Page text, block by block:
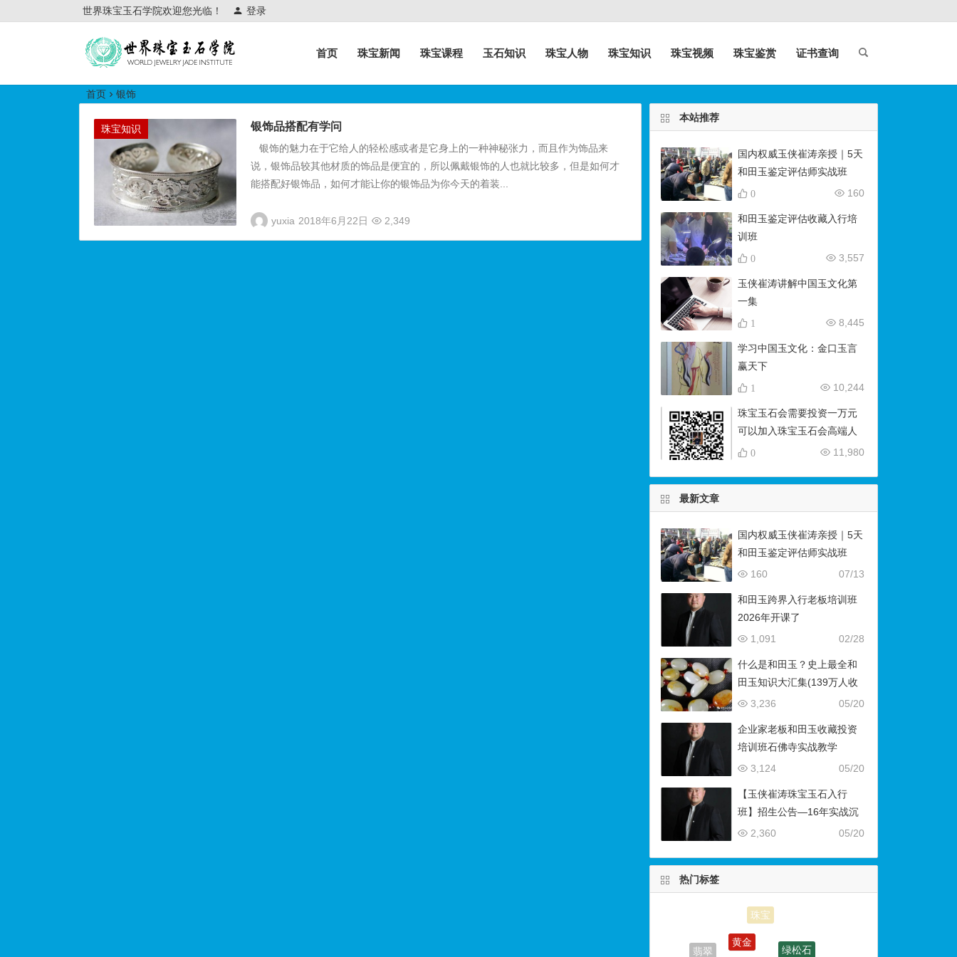
世界珠宝玉石学院欢迎您光临！ 登录
世界珠宝玉石学院培训中心
首页 珠宝新闻 珠宝课程 玉石知识 珠宝人物 珠宝知识 珠宝视频 珠宝鉴赏 证书查询
首页 银饰
珠宝知识 银饰品搭配有学问
银饰的魅力在于它给人的轻松感或者是它身上的一种神秘张力，而且作为饰品来
说，银饰品较其他材质的饰品是便宜的，所以佩戴银饰的人也就比较多，但是如何才
能搭配好银饰品，如何才能让你的银饰品为你今天的着装...
yuxia 2018年6月22日 2,349
本站推荐
国内权威玉侠崔涛亲授｜5天
和田玉鉴定评估师实战班
（石佛寺9月开班）
160
0
和田玉鉴定评估收藏入行培
训班
3,557
0
玉侠崔涛讲解中国玉文化第
一集
8,445
1
学习中国玉文化：金口玉言
赢天下
10,244
1
珠宝玉石会需要投资一万元
可以加入珠宝玉石会高端人
脉微信群
11,980
0
最新文章
国内权威玉侠崔涛亲授｜5天
和田玉鉴定评估师实战班
（石佛寺9月开班）
07/13
160
和田玉跨界入行老板培训班
2026年开课了
02/28
1,091
什么是和田玉？史上最全和
田玉知识大汇集(139万人收
藏）
05/20
3,236
企业家老板和田玉收藏投资
培训班石佛寺实战教学
05/20
3,124
【玉侠崔涛珠宝玉石入行
班】招生公告—16年实战沉
淀，助你叩开财富与传承之
05/20
2,360
热门标签
翡翠
黄金
绿松石